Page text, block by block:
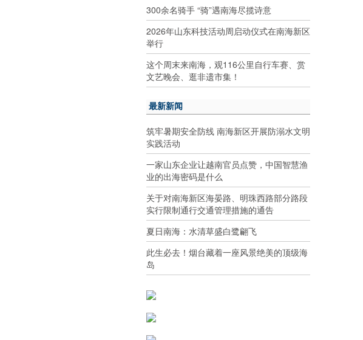
300余名骑手 “骑”遇南海尽揽诗意
2026年山东科技活动周启动仪式在南海新区
举行
这个周末来南海，观116公里自行车赛、赏
文艺晚会、逛非遗市集！
最新新闻
筑牢暑期安全防线 南海新区开展防溺水文明
实践活动
一家山东企业让越南官员点赞，中国智慧渔
业的出海密码是什么
关于对南海新区海晏路、明珠西路部分路段
实行限制通行交通管理措施的通告
夏日南海：水清草盛白鹭翩飞
此生必去！烟台藏着一座风景绝美的顶级海
岛